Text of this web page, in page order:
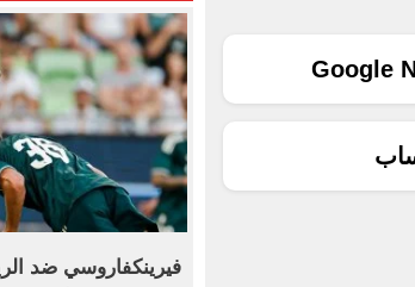
فيرينكفاروسي ضد